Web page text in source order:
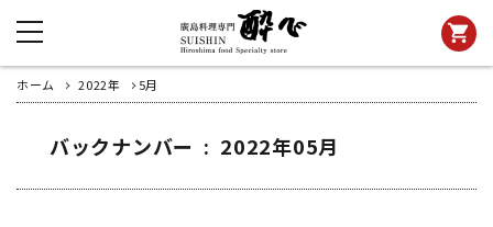
shopping_cart
ホーム 2022年 5月
バックナンバー : 2022年05月